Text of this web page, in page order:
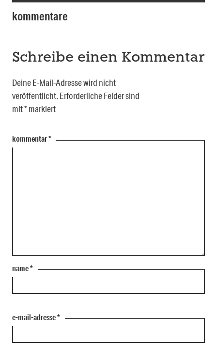
kommentare
Schreibe einen Kommentar
Deine E-Mail-Adresse wird nicht
veröffentlicht. Erforderliche Felder sind
mit*markiert
kommentar*
name*
e-mail-adresse*